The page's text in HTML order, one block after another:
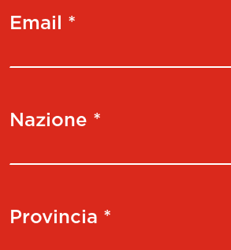
Email *
Nazione *
Provincia *